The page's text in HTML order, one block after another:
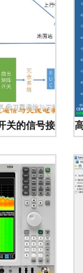
关的信号接收与